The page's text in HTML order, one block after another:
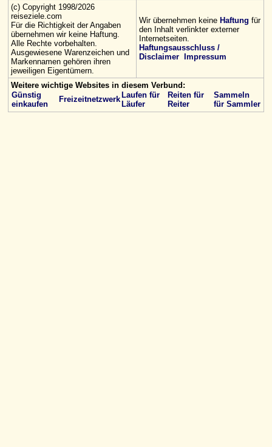
(c) Copyright 1998/2026
reiseziele.com
Für die Richtigkeit der Angaben
übernehmen wir keine Haftung.
Alle Rechte vorbehalten.
Ausgewiesene Warenzeichen und
Markennamen gehören ihren
jeweiligen Eigentümern.
Wir übernehmen keine Haftung für
den Inhalt verlinkter externer
Internetseiten.
Haftungsausschluss /
Disclaimer
Impressum
Weitere wichtige Websites in diesem Verbund:
Günstig
einkaufen
Freizeitnetzwerk Laufen für
Läufer
Reiten für
Reiter
Sammeln
für Sammler